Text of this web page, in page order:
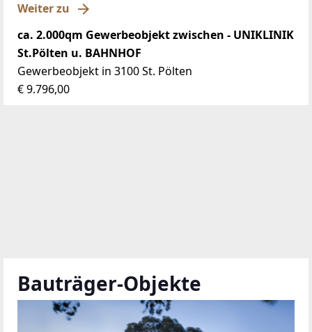
Weiter zu
ca. 2.000qm Gewerbeobjekt zwischen - UNIKLINIK
St.Pölten u. BAHNHOF
Gewerbeobjekt in 3100 St. Pölten
€ 9.796,00
Bauträger-Objekte